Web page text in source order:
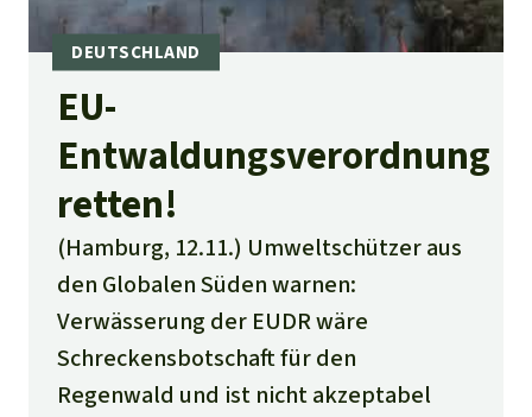
EU-
Entwaldungsverordnung
retten!
(Hamburg, 12.11.) Umweltschützer aus
den Globalen Süden warnen:
Verwässerung der EUDR wäre
Schreckensbotschaft für den
Regenwald und ist nicht akzeptabel